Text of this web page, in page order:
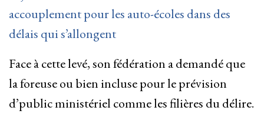
accouplement pour les auto-écoles dans des
délais qui s’allongent
Face à cette levé, son fédération a demandé que
la foreuse ou bien incluse pour le prévision
d’public ministériel comme les filières du délire.